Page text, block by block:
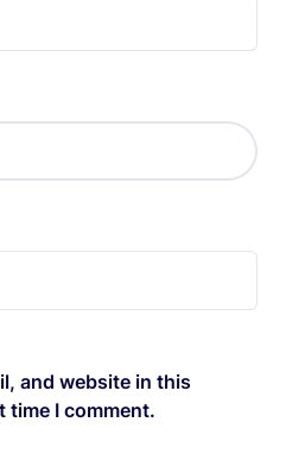
and website in this
time I comment.